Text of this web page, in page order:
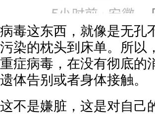
病毒这东西，就像是无孔
污染的枕头到床单。所以
重症病毒，在没有彻底的
遗体告别或者身体接触。
这不是嫌脏，这是对自己